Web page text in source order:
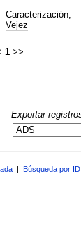
Caracterización;
Vejez
1 >>
Exportar
Búsqueda por ID